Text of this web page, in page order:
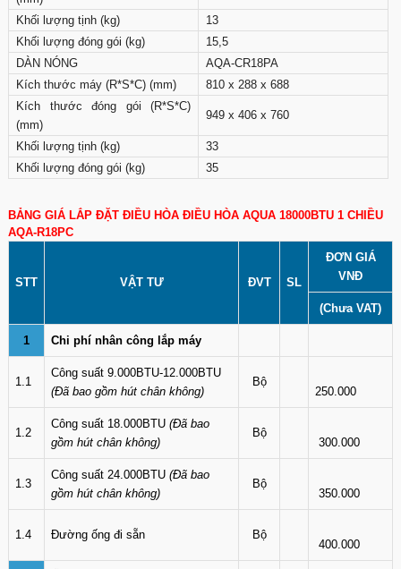
Khối lượng tịnh (kg)
13
Khối lượng đóng gói (kg)
15,5
DÀN NÓNG
AQA-CR18PA
Kích thước máy (R*S*C) (mm)
810 x 288 x 688
Kích thước đóng gói (R*S*C)
(mm)
949 x 406 x 760
Khối lượng tịnh (kg)
33
Khối lượng đóng gói (kg)
35
BẢNG GIÁ LẮP ĐẶT ĐIỀU HÒA ĐIỀU HÒA AQUA 18000BTU 1 CHIỀU
AQA-R18PC
STT VẬT TƯ ĐVT SL
ĐƠN GIÁ
VNĐ
(Chưa VAT)
1 Chi phí nhân công lắp máy
1.1
Công suất 9.000BTU-12.000BTU
(Đã bao gồm hút chân không)
Bộ
250.000
1.2
Công suất 18.000BTU (Đã bao
gồm hút chân không)
Bộ
300.000
1.3
Công suất 24.000BTU (Đã bao
gồm hút chân không)
Bộ
350.000
1.4 Đường ống đi sẵn Bộ
400.000